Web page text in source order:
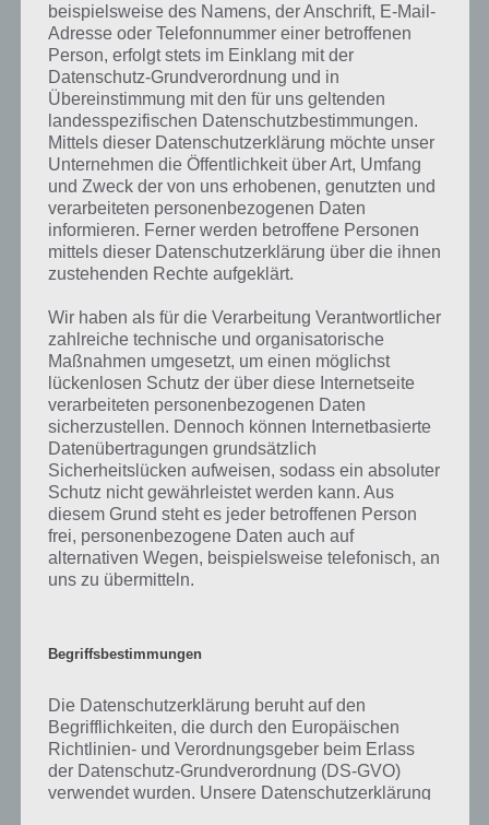
Kurze Begriffserklärung zur Lösung
Farben
4 Bilder 1 Wort, doch welche Bedeutung hat dieses eigentlich und
was gibt es dazu zu wissen? Passt das Wort auch zu Plitsch-Platsch?
Zu bestimmten Lösungen präsentieren wir daher auch immer eine
kurze Begriffserklärung!
Zu Farben haben wir zunächst keine weiteren Informationen parat!
Auf WhatsApp teilen Teilen auf Facebook
Mehr Artikel hier auf Touchportal
beispielsweise des Namens, der Anschrift, E-Mail-
Adresse oder Telefonnummer einer betroffenen
Person, erfolgt stets im Einklang mit der
Datenschutz-Grundverordnung und in
Übereinstimmung mit den für uns geltenden
landesspezifischen Datenschutzbestimmungen.
Mittels dieser Datenschutzerklärung möchte unser
Unternehmen die Öffentlichkeit über Art, Umfang
und Zweck der von uns erhobenen, genutzten und
verarbeiteten personenbezogenen Daten
informieren. Ferner werden betroffene Personen
mittels dieser Datenschutzerklärung über die ihnen
zustehenden Rechte aufgeklärt.
Wir haben als für die Verarbeitung Verantwortlicher
zahlreiche technische und organisatorische
Maßnahmen umgesetzt, um einen möglichst
lückenlosen Schutz der über diese Internetseite
verarbeiteten personenbezogenen Daten
sicherzustellen. Dennoch können Internetbasierte
Datenübertragungen grundsätzlich
Sicherheitslücken aufweisen, sodass ein absoluter
Schutz nicht gewährleistet werden kann. Aus
diesem Grund steht es jeder betroffenen Person
frei, personenbezogene Daten auch auf
alternativen Wegen, beispielsweise telefonisch, an
uns zu übermitteln.
Begriffsbestimmungen
Die Datenschutzerklärung beruht auf den
Begrifflichkeiten, die durch den Europäischen
Richtlinien- und Verordnungsgeber beim Erlass
der Datenschutz-Grundverordnung (DS-GVO)
verwendet wurden. Unsere Datenschutzerklärung